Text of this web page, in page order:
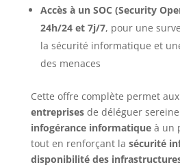
Accès à un SOC (Security
24h/24 et 7j/7, pour une
la sécurité informatique et
des menaces
Cette offre complète permet aux
entreprisesde déléguer
infogérance informatiqueà un
tout en renforçant la sécurité
disponibilité des